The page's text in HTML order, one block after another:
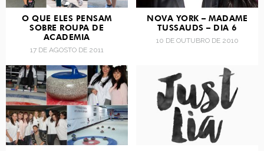
O QUE ELES PENSAM
SOBRE ROUPA DE
ACADEMIA
17 DE AGOSTO DE 2011
NOVA YORK – MADAME
TUSSAUDS – DIA 6
10 DE OUTUBRO DE 2010